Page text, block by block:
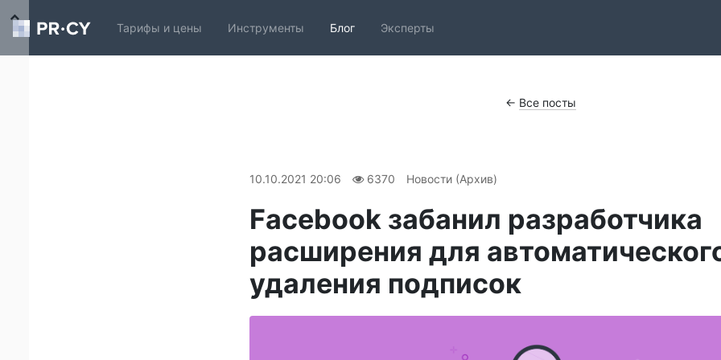
Тарифы и цены Инструменты Блог Эксперты
← Все посты
10.10.2021 20:06 6370 Новости (Архив)
Facebook забанил разработчика
расширения для
удаления подписок